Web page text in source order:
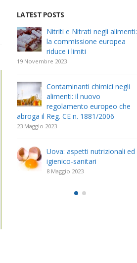
LATEST POSTS
Nitriti e Nitrati negli alimenti:
la commissione europea
riduce i limiti
19 Novembre 2023
Contaminanti chimici negli
alimenti: il nuovo
regolamento europeo che
abroga il Reg. CE n. 1881/2006
23 Maggio 2023
Uova: aspetti nutrizionali ed
igienico-sanitari
8 Maggio 2023